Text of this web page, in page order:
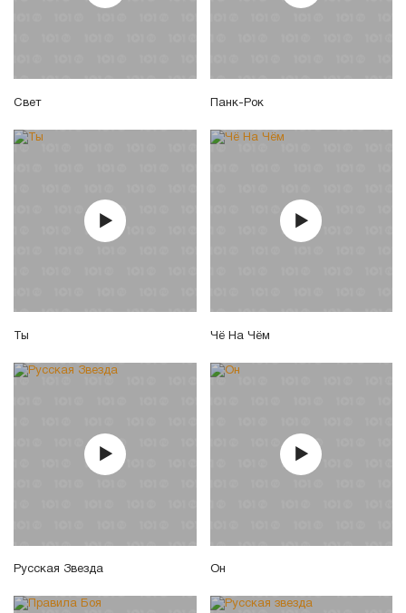
Свет Панк-Рок
Ты Чё На Чём
Русская Звезда Он